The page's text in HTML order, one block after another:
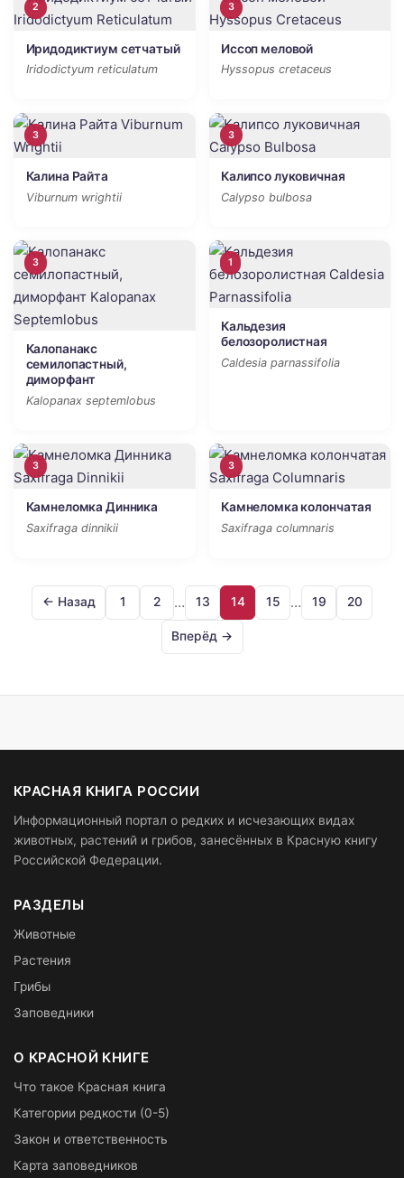
2
Иридодиктиум сетчатый
Iridodictyum reticulatum
3
Иссоп меловой
Hyssopus cretaceus
3
Калина Райта
Viburnum wrightii
3
Калипсо луковичная
Calypso bulbosa
3
Калопанакс
семилопастный,
диморфант
Kalopanax septemlobus
1
Кальдезия
белозоролистная
Caldesia parnassifolia
3
Камнеломка Динника
Saxifraga dinnikii
3
Камнеломка колончатая
Saxifraga columnaris
← Назад 1 2 … 13 14 15 … 19 20
Вперёд →
КРАСНАЯ КНИГА РОССИИ
Информационный портал о редких и исчезающих видах
животных, растений и грибов, занесённых в Красную книгу
Российской Федерации.
РАЗДЕЛЫ
Животные
Растения
Грибы
Заповедники
О КРАСНОЙ КНИГЕ
Что такое Красная книга
Категории редкости (0-5)
Закон и ответственность
Карта заповедников